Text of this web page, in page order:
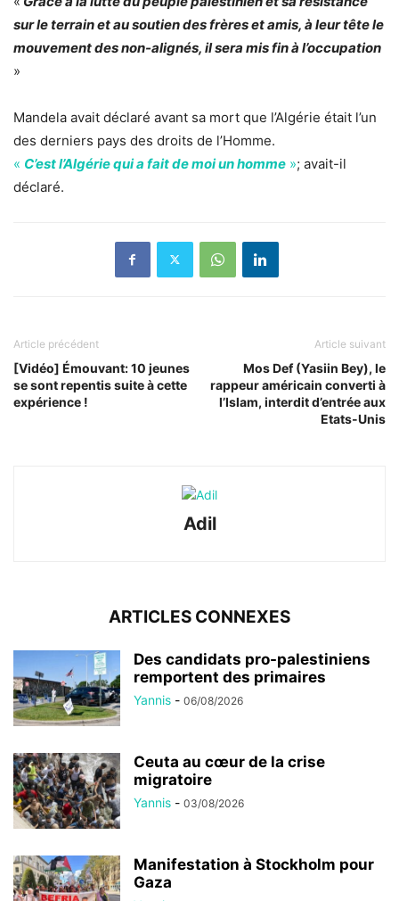
sur le terrain et au soutien des frères et amis, à leur tête le
mouvement des non-alignés, il sera mis fin à l’occupation
»
Mandela avait déclaré avant sa mort que l’Algérie était l’un
des derniers pays des droits de l’Homme.
« C’est l’Algérie qui a fait de moi un homme »; avait-il
déclaré.
Article précédent
[Vidéo] Émouvant: 10 jeunes
se sont repentis suite à cette
expérience !
Article suivant
Mos Def (Yasiin Bey), le
rappeur américain converti à
l’Islam, interdit d’entrée aux
Etats-Unis
Adil
ARTICLES CONNEXES
Des candidats pro-palestiniens
remportent des primaires
Yannis - 06/08/2026
Ceuta au cœur de la crise
migratoire
Yannis - 03/08/2026
Manifestation à Stockholm pour
Gaza